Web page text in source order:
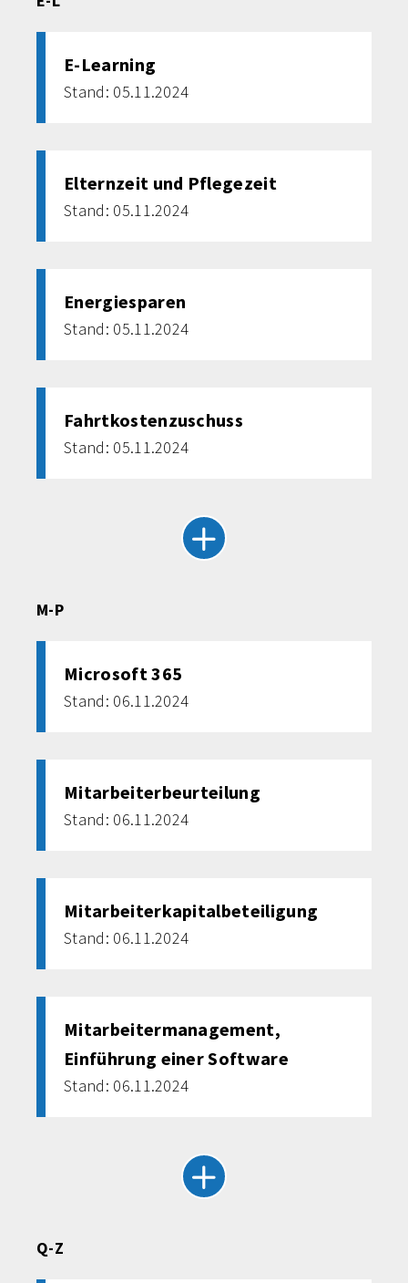
E-Learning
Stand: 05.11.2024
Elternzeit und Pflegezeit
Stand: 05.11.2024
Energiesparen
Stand: 05.11.2024
Fahrtkostenzuschuss
Stand: 05.11.2024
M-P
Microsoft 365
Stand: 06.11.2024
Mitarbeiterbeurteilung
Stand: 06.11.2024
Mitarbeiterkapitalbeteiligung
Stand: 06.11.2024
Mitarbeitermanagement,
Einführung einer Software
Stand: 06.11.2024
Q-Z